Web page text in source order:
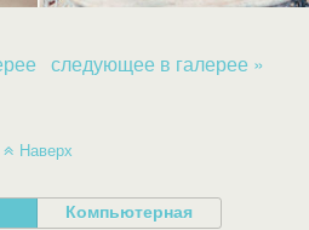
следующее в галерее »
Наверх
Компьютерная